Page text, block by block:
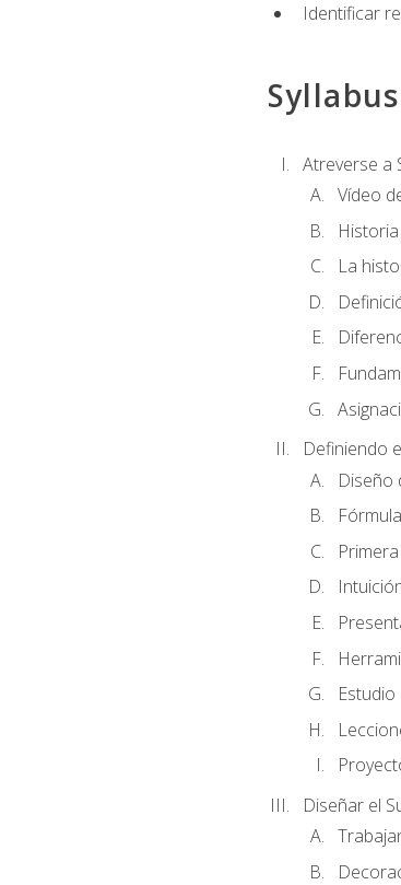
Identificar
Syllabus
Atreverse a
Vídeo
La
Definiendo
Diseño
Estudio
Diseñar el